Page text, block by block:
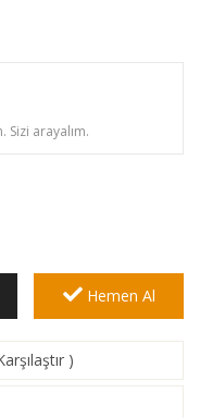
Sizi arayalım.
Hemen Al
)